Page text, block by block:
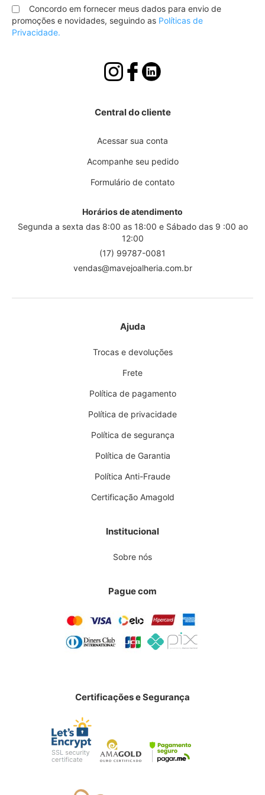
nossa
Newsletter:
Concordo em fornecer meus dados para envio de
promoções e novidades, seguindo as Políticas de
Privacidade.
Central do cliente
Acessar sua conta
Acompanhe seu pedido
Formulário de contato
Horários de atendimento
Segunda a sexta das 8:00 as 18:00 e Sábado das 9 :00 ao
12:00
(17) 99787-0081
vendas@mavejoalheria.com.br
Ajuda
Trocas e devoluções
Frete
Política de pagamento
Política de privacidade
Política de segurança
Política de Garantia
Política Anti-Fraude
Certificação Amagold
Institucional
Sobre nós
Pague com
Certificações e Segurança